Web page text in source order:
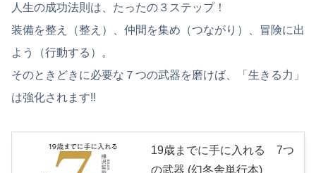
人生の成功法則は、たったの３ステップ！
装備を整え（整え）、仲間を集め（つながり）、冒険に出
よう（行動する）。
そのときどきに必要な７つの武器を磨けば、「生きる力」
は強化されます!!
19歳までに手に入れる 7つ
の武器 (幻冬舎単行本)